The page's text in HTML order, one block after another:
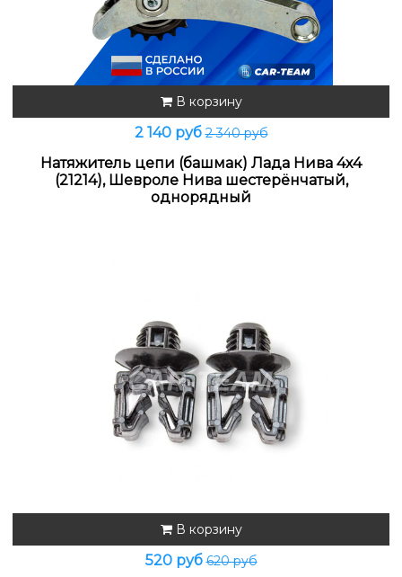
В корзину
2 140 руб2 340 руб
Натяжитель цепи (башмак) Лада Нива 4х4
(21214), Шевроле Нива шестерёнчатый,
однорядный
В корзину
520 руб620 руб